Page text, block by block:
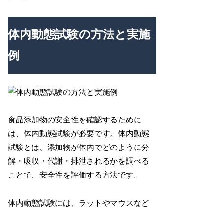
体内動態試験の方法と実施
例
食品添加物の安全性を確認するために
は、体内動態試験が必要です。体内動態
試験とは、添加物が体内でどのように分
解・吸収・代謝・排泄されるかを調べる
ことで、安全性を評価する方法です。
体内動態試験には、ラットやマウスなど